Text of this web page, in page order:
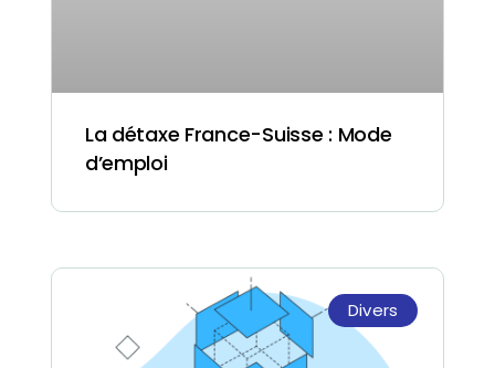
La détaxe France-Suisse : Mode
d’emploi
Divers